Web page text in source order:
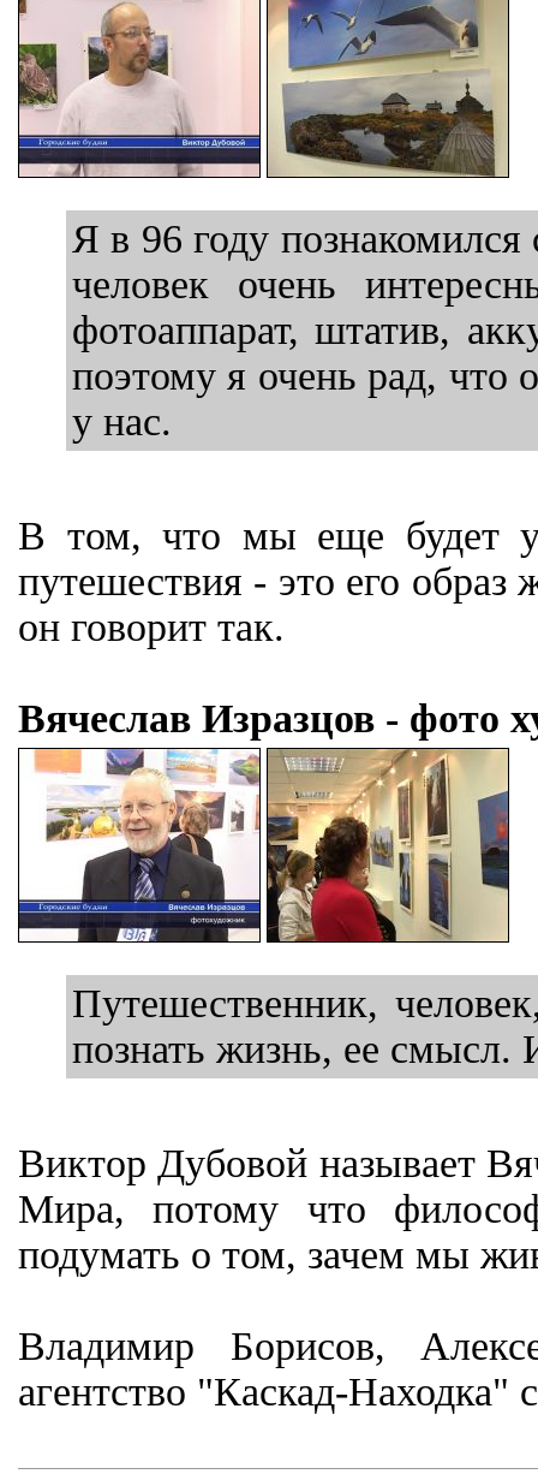
Я в 96 году
человек очень
фотоаппарат, штатив,
поэтому я очень рад, что
у нас.
В том, что мы еще будет у
путешествия - это его образ
он говорит так.
Вячеслав Изразцов - фото
Путешественник,
познать жизнь, ее смысл.
Виктор Дубовой называет
Мира, потому что
подумать о том, зачем мы
Владимир Борисов,
агентство "Каскад-